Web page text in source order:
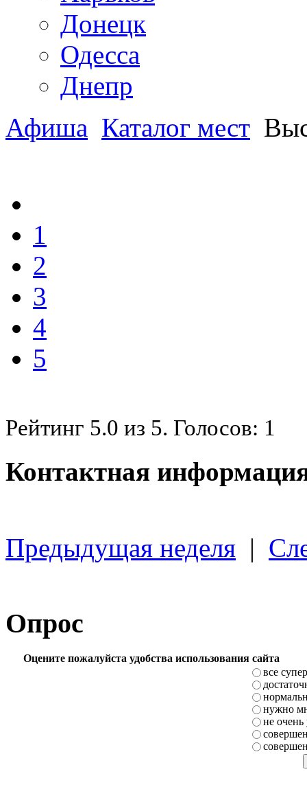
Донецк
Одесса
Днепр
Афиша Каталог мест
1
2
3
4
5
Рейтинг 5.0 из 5. Голосов: 1
Контактная
Предыдущая неделя |
Опрос
Оцените пожалуйста удобства использования сайта
все супер
нужно
не очень